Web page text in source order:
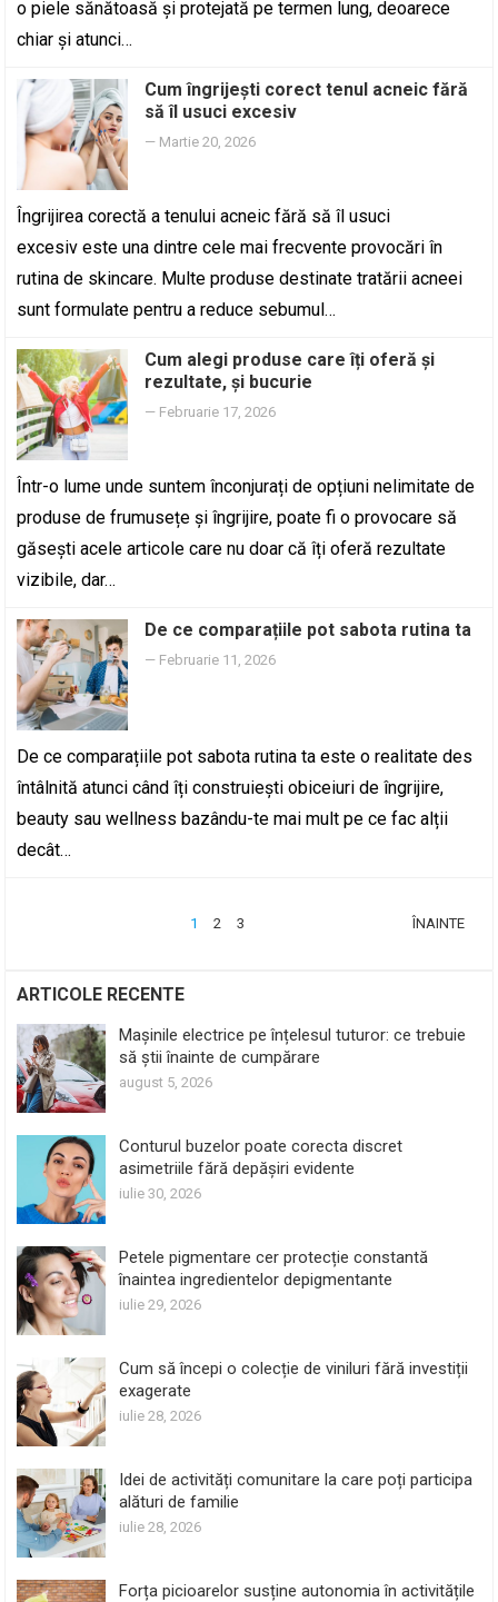
o piele sănătoasă și protejată pe termen lung, deoarece
chiar și atunci…
Cum îngrijești corect tenul acneic fără
să îl usuci excesiv
— Martie 20, 2026
Îngrijirea corectă a tenului acneic fără să îl usuci
excesiv este una dintre cele mai frecvente provocări în
rutina de skincare. Multe produse destinate tratării acneei
sunt formulate pentru a reduce sebumul…
Cum alegi produse care îți oferă și
rezultate, și bucurie
— Februarie 17, 2026
Într-o lume unde suntem înconjurați de opțiuni nelimitate de
produse de frumusețe și îngrijire, poate fi o provocare să
găsești acele articole care nu doar că îți oferă rezultate
vizibile, dar…
De ce comparațiile pot sabota rutina ta
— Februarie 11, 2026
De ce comparațiile pot sabota rutina ta este o realitate des
întâlnită atunci când îți construiești obiceiuri de îngrijire,
beauty sau wellness bazându-te mai mult pe ce fac alții
decât…
1 2 3 ÎNAINTE
ARTICOLE RECENTE
Mașinile electrice pe înțelesul tuturor: ce trebuie
să știi înainte de cumpărare
august 5, 2026
Conturul buzelor poate corecta discret
asimetriile fără depășiri evidente
iulie 30, 2026
Petele pigmentare cer protecție constantă
înaintea ingredientelor depigmentante
iulie 29, 2026
Cum să începi o colecție de viniluri fără investiții
exagerate
iulie 28, 2026
Idei de activități comunitare la care poți participa
alături de familie
iulie 28, 2026
Forța picioarelor susține autonomia în activitățile